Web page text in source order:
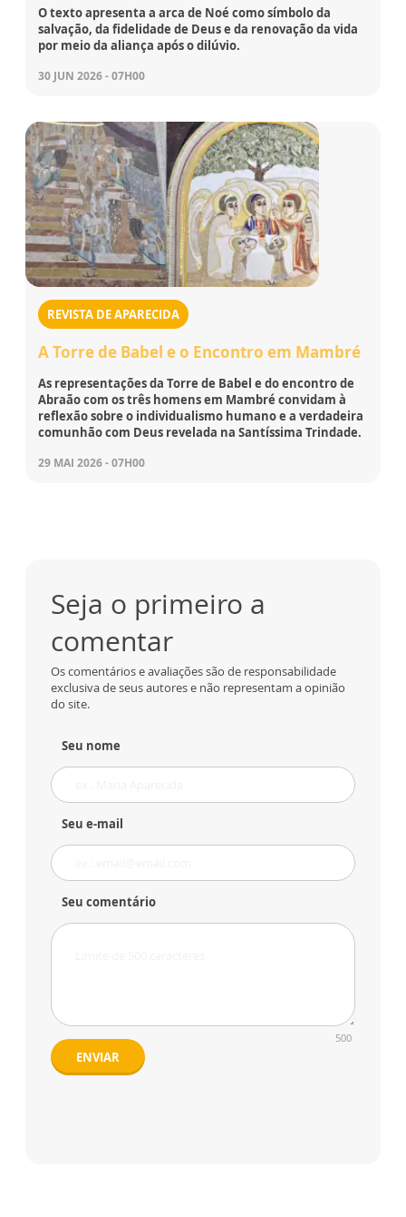
O texto apresenta a arca de Noé como símbolo da
salvação, da fidelidade de Deus e da renovação da vida
por meio da aliança após o dilúvio.
30 JUN 2026 - 07H00
REVISTA DE APARECIDA
A Torre de Babel e o Encontro em Mambré
As representações da Torre de Babel e do encontro de
Abraão com os três homens em Mambré convidam à
reflexão sobre o individualismo humano e a verdadeira
comunhão com Deus revelada na Santíssima Trindade.
29 MAI 2026 - 07H00
Seja o primeiro a
comentar
Os comentários e avaliações são de responsabilidade
exclusiva de seus autores e não representam a opinião
do site.
Seu nome
Seu e-mail
Seu comentário
500
ENVIAR